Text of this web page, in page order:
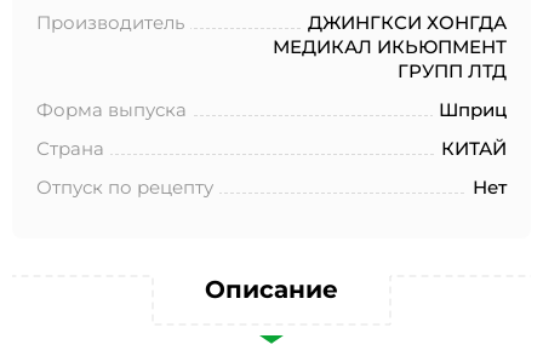
Производитель
ДЖИНГКСИ ХОНГДА
МЕДИКАЛ ИКЬЮПМЕНТ
ГРУПП ЛТД
Форма выпуска
Шприц
Страна
КИТАЙ
Отпуск по рецепту
Нет
Описание
целей, определенных в Согласии на обработку
персональных данных *